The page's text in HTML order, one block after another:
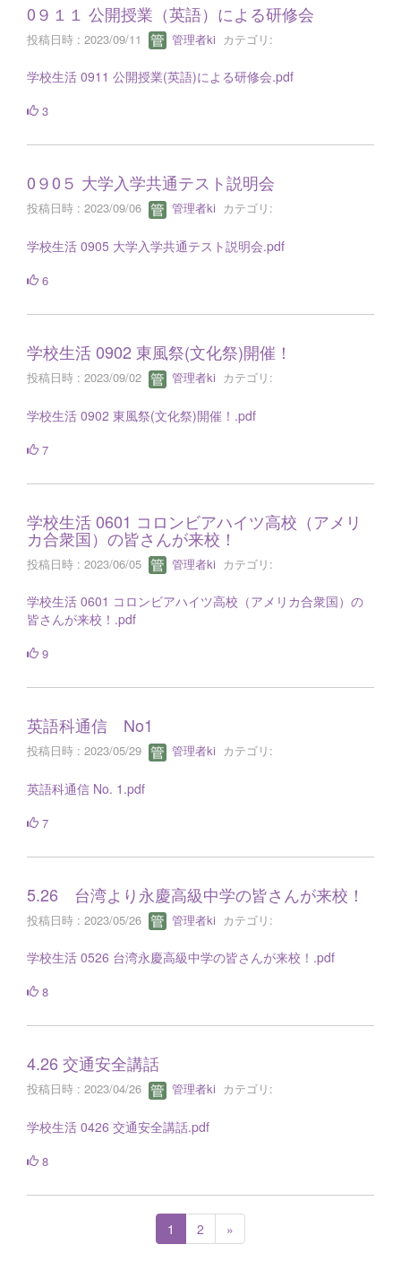
0９１１ 公開授業（英語）による研修会
投稿日時 : 2023/09/11 管理者ki カテゴリ:
学校生活 0911 公開授業(英語)による研修会.pdf
3
0９0５ 大学入学共通テスト説明会
投稿日時 : 2023/09/06 管理者ki カテゴリ:
学校生活 0905 大学入学共通テスト説明会.pdf
6
学校生活 0902 東風祭(文化祭)開催！
投稿日時 : 2023/09/02 管理者ki カテゴリ:
学校生活 0902 東風祭(文化祭)開催！.pdf
7
学校生活 0601 コロンビアハイツ高校（アメリ
カ合衆国）の皆さんが来校！
投稿日時 : 2023/06/05 管理者ki カテゴリ:
学校生活 0601 コロンビアハイツ高校（アメリカ合衆国）の
皆さんが来校！.pdf
9
英語科通信 No1
投稿日時 : 2023/05/29 管理者ki カテゴリ:
英語科通信 No. 1.pdf
7
5.26 台湾より永慶高級中学の皆さんが来校！
投稿日時 : 2023/05/26 管理者ki カテゴリ:
学校生活 0526 台湾永慶高級中学の皆さんが来校！.pdf
8
4.26 交通安全講話
投稿日時 : 2023/04/26 管理者ki カテゴリ:
学校生活 0426 交通安全講話.pdf
8
1 2 »